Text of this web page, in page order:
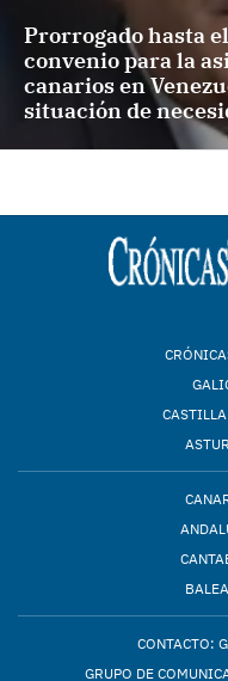
Prorrogado hasta
convenio para la
canarios en
situación de
CONTACTO:
GRUPO DE